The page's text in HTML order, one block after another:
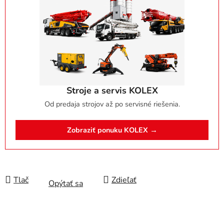
Stroje a servis KOLEX
Od predaja strojov až po servisné riešenia.
Zobraziť ponuku KOLEX →
Tlač Opýtať sa Zdieľať